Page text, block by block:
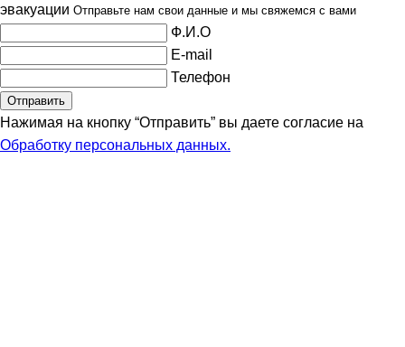
эвакуации Отправьте нам свои данные и мы свяжемся с вами
Ф.И.О
E-mail
Телефон
Нажимая на кнопку “Отправить” вы даете согласие на
Обработку персональных данных.